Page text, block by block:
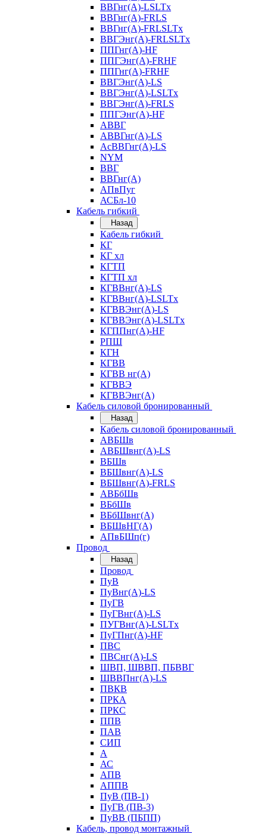
ВВГнг(А)-LSLTx
ВВГнг(А)-FRLS
ВВГнг(А)-FRLSLTx
ВВГЭнг(А)-FRLSLTx
ППГнг(А)-HF
ППГЭнг(А)-FRHF
ППГнг(А)-FRHF
ВВГЭнг(А)-LS
ВВГЭнг(А)-LSLTx
ВВГЭнг(А)-FRLS
ППГЭнг(А)-HF
АВВГ
АВВГнг(А)-LS
АсВВГнг(А)-LS
NYM
ВВГ
ВВГнг(А)
АПвПуг
АСБл-10
Кабель гибкий
Назад
Кабель гибкий
КГ
КГ хл
КГТП
КГТП хл
КГВВнг(А)-LS
КГВВнг(А)-LSLTx
КГВВЭнг(А)-LS
КГВВЭнг(А)-LSLTx
КГППнг(А)-HF
РПШ
КГН
КГВВ
КГВВ нг(А)
КГВВЭ
КГВВЭнг(А)
Кабель силовой бронированный
Назад
Кабель силовой бронированный
АВБШв
АВБШвнг(А)-LS
ВБШв
ВБШвнг(А)-LS
ВБШвнг(А)-FRLS
АВБбШв
ВБбШв
ВБбШвнг(А)
ВБШвНГ(А)
АПвБШп(г)
Провод
Назад
Провод
ПуВ
ПуВнг(А)-LS
ПуГВ
ПуГВнг(А)-LS
ПУГВнг(А)-LSLTx
ПуГПнг(А)-HF
ПВС
ПВСнг(А)-LS
ШВП, ШВВП, ПБВВГ
ШВВПнг(А)-LS
ПВКВ
ПРКА
ПРКС
ППВ
ПАВ
СИП
А
АС
АПВ
АППВ
ПуВ (ПВ-1)
ПуГВ (ПВ-3)
ПуВВ (ПБПП)
Кабель, провод монтажный